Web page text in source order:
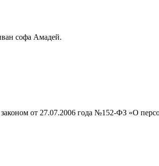
софа Амадей.
от 27.07.2006 года №152-ФЗ «О